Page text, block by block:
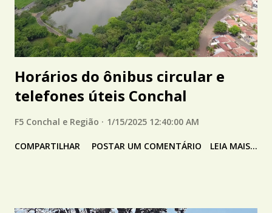
Horários do ônibus circular e
telefones úteis Conchal
F5 Conchal e Região 1/15/2025 12:40:00 AM
COMPARTILHAR POSTAR UM COMENTÁRIO LEIA MAIS...